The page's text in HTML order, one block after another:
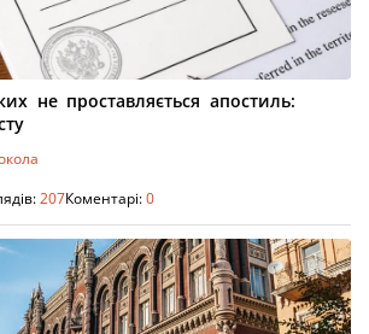
не проставляється апостиль:
207Коментарі:0